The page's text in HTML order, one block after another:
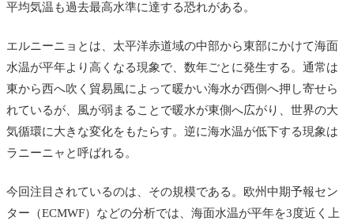
平均気温も過去最高水準に達する恐れがある。
エルニーニョとは、太平洋赤道域の中部から東部にかけて海面
水温が平年より高くなる現象で、数年ごとに発生する。通常は
東から西へ吹く貿易風によって暖かい海水が西側へ押し寄せら
れているが、風が弱まることで暖水が東側へ広がり、世界の大
気循環に大きな変化をもたらす。逆に海水温が低下する現象は
ラニーニャと呼ばれる。
今回注目されているのは、その規模である。欧州中期予報セン
ター（ECMWF）などの分析では、海面水温が平年を3度近く上